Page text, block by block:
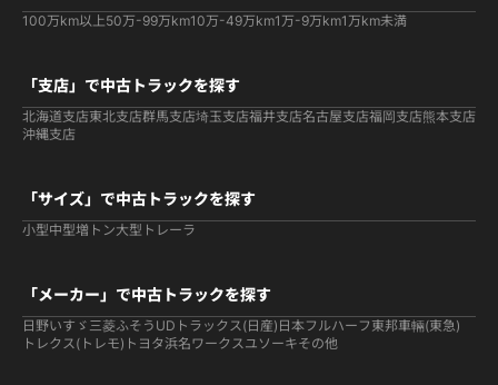
100万km以上50万-99万km10万-49万km1万-9万km1万km未満
「支店」で中古トラックを探す
北海道支店東北支店群馬支店埼玉支店福井支店名古屋支店福岡支店熊本支店
沖縄支店
「サイズ」で中古トラックを探す
小型中型増トン大型 トレーラ
「メーカー」で中古トラックを探す
日野いすゞ 三菱ふそう UDトラックス(日産) 日本フルハーフ 東邦車輛(東急)
トレクス(トレモ) トヨタ浜名ワークス ユソーキその他